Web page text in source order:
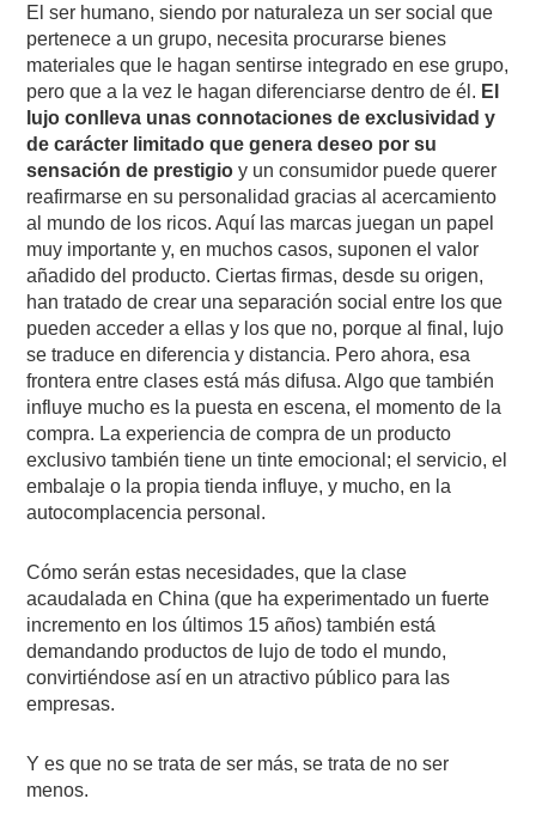
El ser humano, siendo por naturaleza un ser social que
pertenece a un grupo, necesita procurarse bienes
materiales que le hagan sentirse integrado en ese grupo,
pero que a la vez le hagan diferenciarse dentro de él. El
lujo conlleva unas connotaciones de exclusividad y
de carácter limitado que genera deseo por su
sensación de prestigio y un consumidor puede querer
reafirmarse en su personalidad gracias al acercamiento
al mundo de los ricos. Aquí las marcas juegan un papel
muy importante y, en muchos casos, suponen el valor
añadido del producto. Ciertas firmas, desde su origen,
han tratado de crear una separación social entre los que
pueden acceder a ellas y los que no, porque al final, lujo
se traduce en diferencia y distancia. Pero ahora, esa
frontera entre clases está más difusa. Algo que también
influye mucho es la puesta en escena, el momento de la
compra. La experiencia de compra de un producto
exclusivo también tiene un tinte emocional; el servicio, el
embalaje o la propia tienda influye, y mucho, en la
autocomplacencia personal.
Cómo serán estas necesidades, que la clase
acaudalada en China (que ha experimentado un fuerte
incremento en los últimos 15 años) también está
demandando productos de lujo de todo el mundo,
convirtiéndose así en un atractivo público para las
empresas.
Y es que no se trata de ser más, se trata de no ser
menos.